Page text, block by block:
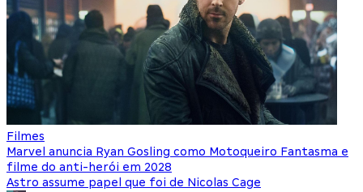
Filmes
Marvel anuncia Ryan Gosling como Motoqueiro Fantasma e
filme do anti-herói em 2028
Astro assume papel que foi de Nicolas Cage